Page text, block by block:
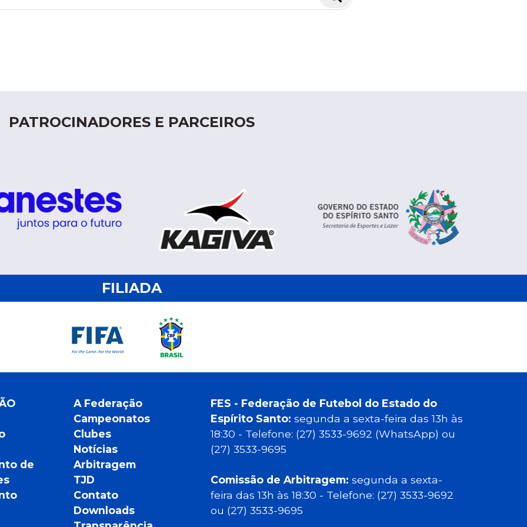
PATROCINADORES E PARCEIROS
FILIADA
de
A Federação
Campeonatos
Clubes
Notícias
Arbitragem
TJD
Contato
Downloads
FES - Federação de Futebol do Estado do
Espírito Santo: segunda a sexta-feira das 13h às
18:30 - Telefone: (27) 3533-9692 (WhatsApp) ou
(27) 3533-9695
Comissão de Arbitragem: segunda a sexta-
feira das 13h às 18:30 - Telefone: (27) 3533-9692
ou (27) 3533-9695